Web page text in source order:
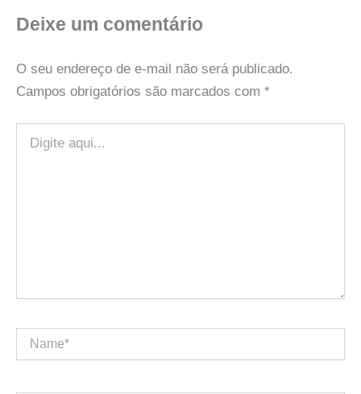
Deixe um comentário
O seu endereço de e-mail não será publicado.
Campos obrigatórios são marcados com *
aqui...